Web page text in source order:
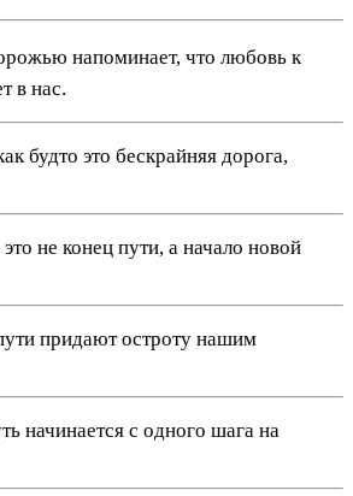
напоминает, что любовь к
в нас.
будто это бескрайняя дорога,
не конец пути, а начало новой
придают остроту нашим
начинается с одного шага на